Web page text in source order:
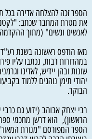
הספר זכה להצלחה אדירה בכל
את מטרת המחבר שכתב: "לקטנים
לאנשים ונשים" (מתוך
מאז הודפס ראשונה בשנת
במהדורות רבות, נכתבו עליו
שונות ובהן יידיש, לאדינו
יהודי תימן נוהגים ללמוד
הבוקר.
רבי יצחק אבוהב (ידוע גם
הספר המפורסם "מנורת